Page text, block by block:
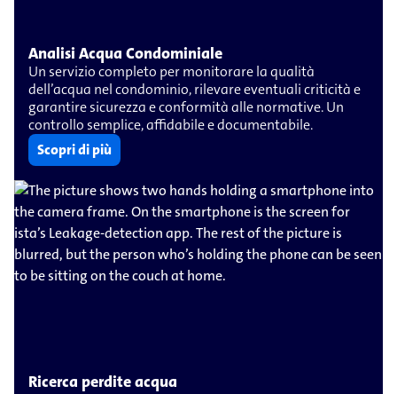
Analisi Acqua Condominiale
Un servizio completo per monitorare la qualità
dell’acqua nel condominio, rilevare eventuali criticità e
garantire sicurezza e conformità alle normative. Un
controllo semplice, affidabile e documentabile.
Scopri di più
Ricerca perdite acqua